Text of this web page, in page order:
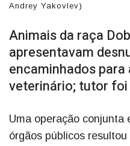
Andrey Yakovlev)
Animais da raça
apresentavam
encaminhados
veterinário; tutor foi
Uma operação conjunta
órgãos públicos